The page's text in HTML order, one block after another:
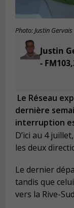
Photo: Justin Gervais
Justin
-
Le Réseau
dernière
interruption
D’ici au 4
les deux
Le dernier
tandis que
vers la Rive-